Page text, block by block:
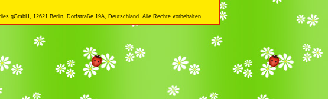
gGmbH, 12621 Berlin, Dorfstraße 19A, Deutschland. Alle Rechte vorbehalten.